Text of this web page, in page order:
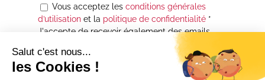
Vous acceptez les conditions générales
d’utilisationet la politique de confidentialité*
J'accepte de recevoir également des emails
Je souhaite être informé(e) de toutes les
actualités immobilières des agences de la
Maison Atrium Gestion. À tout moment, vous